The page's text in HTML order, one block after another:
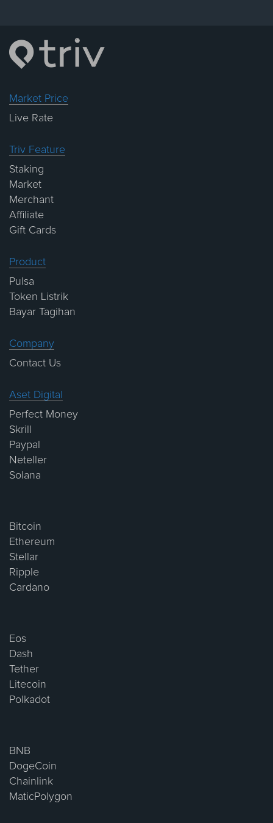
Market Price
Live Rate
Triv Feature
Staking
Market
Merchant
Affiliate
Gift Cards
Product
Pulsa
Token Listrik
Bayar Tagihan
Company
Contact Us
Aset Digital
Perfect Money
Skrill
Paypal
Neteller
Solana
Bitcoin
Ethereum
Stellar
Ripple
Cardano
Eos
Dash
Tether
Litecoin
Polkadot
BNB
DogeCoin
Chainlink
MaticPolygon